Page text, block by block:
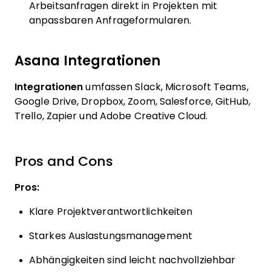
Arbeitsanfragen direkt in Projekten mit
anpassbaren Anfrageformularen.
Asana Integrationen
Integrationen umfassen Slack, Microsoft Teams,
Google Drive, Dropbox, Zoom, Salesforce, GitHub,
Trello, Zapier und Adobe Creative Cloud.
Pros and Cons
Pros:
Klare Projektverantwortlichkeiten
Starkes Auslastungsmanagement
Abhängigkeiten sind leicht nachvollziehbar